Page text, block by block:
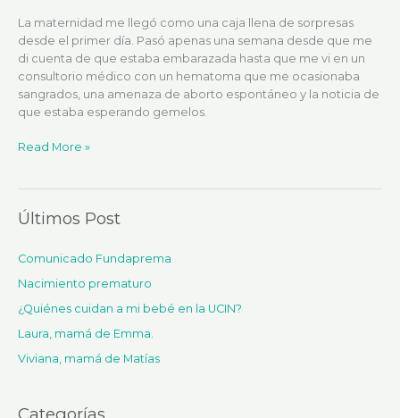
La maternidad me llegó como una caja llena de sorpresas
desde el primer día. Pasó apenas una semana desde que me
di cuenta de que estaba embarazada hasta que me vi en un
consultorio médico con un hematoma que me ocasionaba
sangrados, una amenaza de aborto espontáneo y la noticia de
que estaba esperando gemelos.
Matías
Read More »
Últimos Post
Comunicado Fundaprema
Nacimiento prematuro
¿Quiénes cuidan a mi bebé en la UCIN?
Laura, mamá de Emma.
Viviana, mamá de Matías